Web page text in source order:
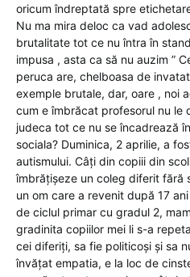
oricum îndreptată spre
Nu ma mira deloc ca vad
brutalitate tot ce nu întra în
impusa , asta ca să nu auzim ”
peruca are, chelboasa de
exemple brutale, dar, oare , noi
cum e îmbrăcat profesorul nu le
judeca tot ce nu se încadrează
sociala? Duminica, 2 aprilie, a
autismului. Câți din copiii din
îmbrățișeze un coleg diferit fără
un om care a revenit după 17
de ciclul primar cu gradul 2,
gradinita copiilor mei li s-a
cei diferiți, sa fie politicoși și sa
învățat empatia, e la loc de